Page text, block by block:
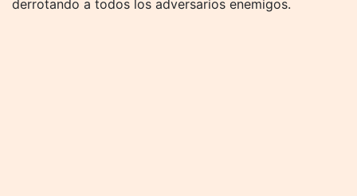
derrotando a todos los adversarios enemigos.